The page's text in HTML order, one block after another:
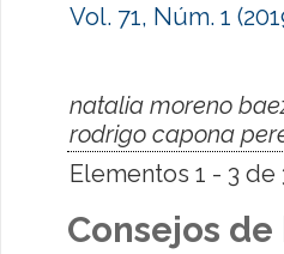
Vol. 71, Núm. 1
natalia moreno
rodrigo capona
Elementos 1 - 3 de
Consejos